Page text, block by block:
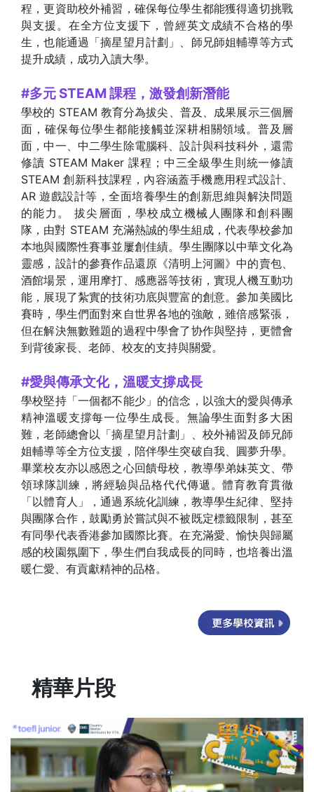
程，更資助校外補習，確保每位學生都能獲得適切挑戰
與支援。在全方位支援下，曾經英文成績不合格的學
生，也能通過「摘星望月計劃」、師兄師姐輔導等方式
提升成績，成功入讀大學。
#多元 STEAM 課程，激發創新潛能
學校的 STEAM 教育分為拔尖、普及、成果展示三個層
面，確保每位學生都能接觸並深耕相關領域。普及層
面，中一、中二學生除電腦科、設計與科技科外，還需
修讀 STEAM Maker 課程；中三全級學生則統一修讀
STEAM 創新科技課程，內容涵蓋手機應用程式設計、
AR 遊戲設計等，全面培養學生的創新思維與解決問題
的能力。 拔尖層面，學校成立機械人團隊和創科團
隊，由對 STEAM 充滿熱誠的學生組成，代表學校參加
本地與國際性賽事並屢創佳績。學生團隊以中華文化為
靈感，設計的參賽作品還原《清明上河圖》中的賣包、
酒館場景，運用摩打、感應器等技術，實現人機互動功
能，展現了紮實的技術功底與豐富的創意。參加美國比
賽時，學生們面對來自世界各地的強敵，雖倍感緊張，
但在解決無數難題的過程中學會了协作與堅持，更體會
到背後家長、老師、校友的支持與關愛。
#愛與傳承文化，溫暖支撐成長
學校堅持「一個都不能少」的信念，以強大的愛與傳承
精神溫暖支撐每一位學生成長。無論學生面對多大困
難，老師總會以「摘星望月計劃」、校外補習及師兄師
姐輔導等全方位支援，陪伴學生突破自我、圓夢升學。
畢業校友亦以感恩之心回饋母校，教導學弟妹英文、帶
領球隊訓練，將經驗與品格代代傳遞。體育教育貫徹
「以體育人」，通過系統化訓練，教導學生紀律、堅持
與團隊合作，鼓勵勇於嘗試與不被既定標籤限制，甚至
有同學代表香港參加國際比賽。在充滿愛、愉快與歸屬
感的校園氛圍下，學生們自我成長的同時，也培養出溫
暖仁愛、有貢獻精神的品格。
精華片段